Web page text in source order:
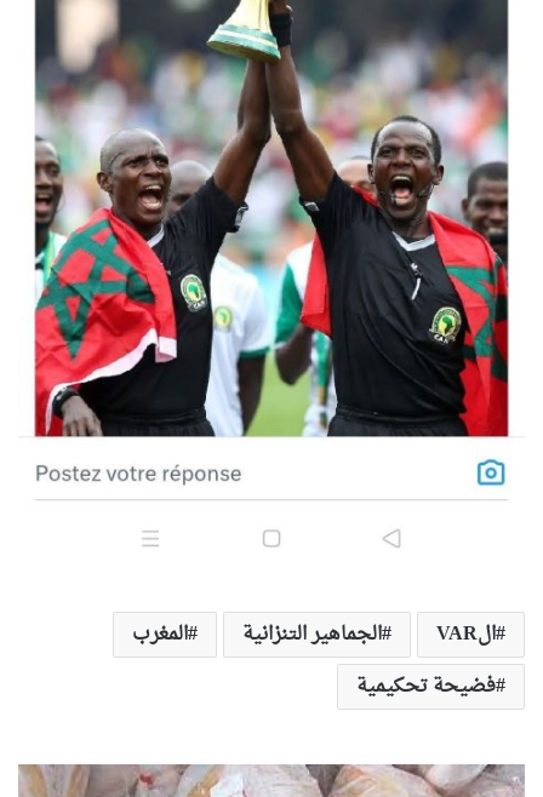
الVAR الجماهير التنزانية
المغرب
فضيحة تحكيمية